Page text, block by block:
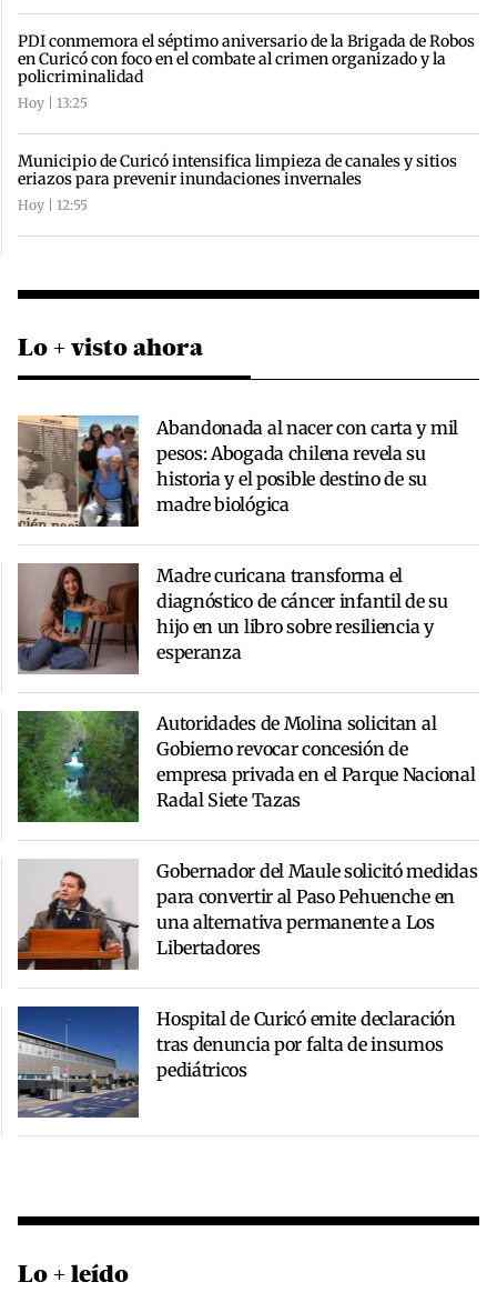
PDI conmemora el séptimo aniversario de la Brigada de Robos
en Curicó con foco en el combate al crimen organizado y la
policriminalidad
Hoy | 13:25
Municipio de Curicó intensifica limpieza de canales y sitios
eriazos para prevenir inundaciones invernales
Hoy | 12:55
Lo + visto ahora
Abandonada al nacer con carta y mil
pesos: Abogada chilena revela su
historia y el posible destino de su
madre biológica
Madre curicana transforma el
diagnóstico de cáncer infantil de su
hijo en un libro sobre resiliencia y
esperanza
Autoridades de Molina solicitan al
Gobierno revocar concesión de
empresa privada en el Parque Nacional
Radal Siete Tazas
Gobernador del Maule solicitó medidas
para convertir al Paso Pehuenche en
una alternativa permanente a Los
Libertadores
Hospital de Curicó emite declaración
tras denuncia por falta de insumos
pediátricos
Lo + leído